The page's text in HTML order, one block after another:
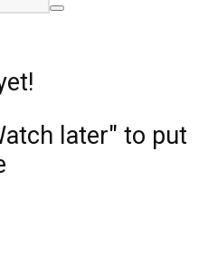
later" to put